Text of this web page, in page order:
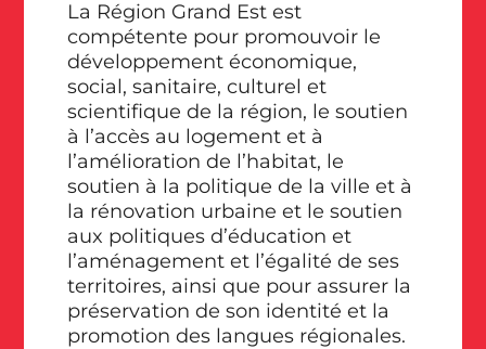
La Région Grand Est est
compétente pour promouvoir le
développement économique,
social, sanitaire, culturel et
scientifique de la région, le soutien
à l’accès au logement et à
l’amélioration de l’habitat, le
soutien à la politique de la ville et à
la rénovation urbaine et le soutien
aux politiques d’éducation et
l’aménagement et l’égalité de ses
territoires, ainsi que pour assurer la
préservation de son identité et la
promotion des langues régionales.